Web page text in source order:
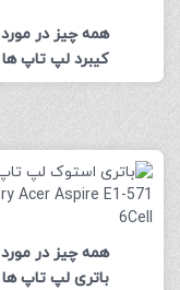
همه چیز در مورد
کیبرد لپ تاپ ها
همه چیز در مورد
باتری لپ تاپ ها